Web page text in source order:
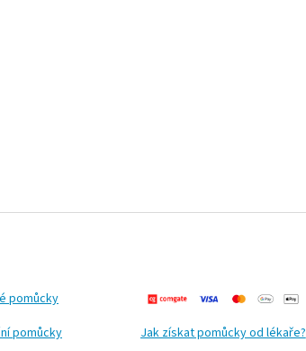
pomůcky
pomůcky
Jak získat pomůcky od lékaře?